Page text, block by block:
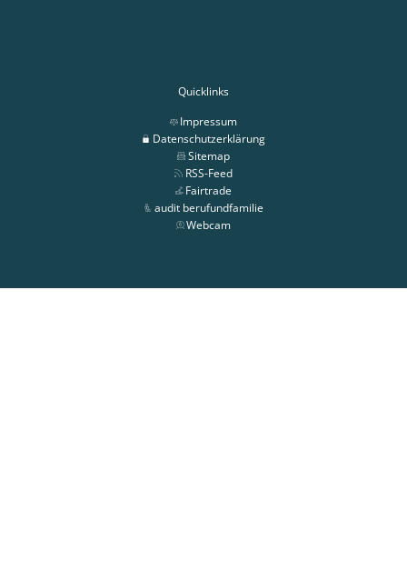
Quicklinks
Impressum
Datenschutzerklärung
Sitemap
RSS-Feed
Fairtrade
audit berufundfamilie
Webcam